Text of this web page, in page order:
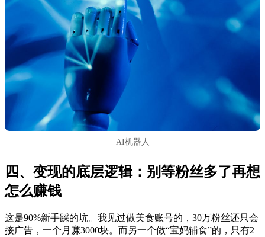
AI机器人
四、变现的底层逻辑：别等粉丝多了再想
怎么赚钱
这是90%新手踩的坑。我见过做美食账号的，30万粉丝还只会
接广告，一个月赚3000块。而另一个做“宝妈辅食”的，只有2